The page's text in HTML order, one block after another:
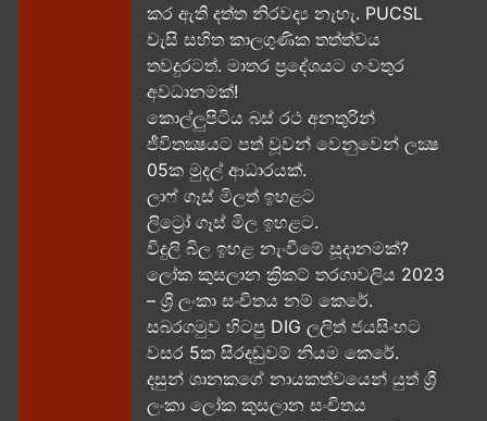
කර ඇති දත්ත නිරවද්‍ය නැහැ. PUCSL
වැසි සහිත කාලගුණික තත්ත්වය
තවදුරටත්. මාතර ප්‍රදේශයට ගංවතුර
අවධානමක්!
කොල්ලුපිටිය බස් රථ අනතුරින්
ජීවිතක්‍ෂයට පත් වූවන් වෙනුවෙන් ලක්‍ෂ
05ක​ මුදල් ආධාරයක්​.
ලාෆ් ගෑස් මිලත් ඉහළට​
ලිට්‍රෝ ගෑස් මිල​ ඉහළට​.
විදුලි බිල ඉහළ නැංවීමේ සූදානමක්?
ලෝක කුසලාන ක්‍රිකට් තරගාවලිය 2023
– ශ්‍රී ලංකා සංචිතය නම් කෙරේ​.
සබරගමුව හිටපු DIG ලලිත් ජයසිංහට
වසර 5ක සිරදඬුවම් නියම කෙරේ.
දසුන් ශානකගේ නායකත්වයෙන් යුත් ශ්‍රී
ලංකා ලෝක කුසලාන සංචිතය